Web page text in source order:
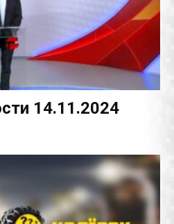
14.11.2024